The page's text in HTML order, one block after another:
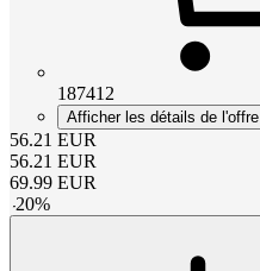
187412
Afficher les détails de l'offre
56.21 EUR
56.21 EUR
69.99 EUR
-20%